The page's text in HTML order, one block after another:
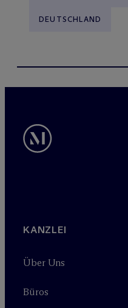
DEUTSCHLAND
KANZLEI
Über Uns
Büros